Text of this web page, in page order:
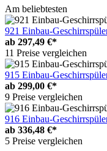
Am beliebtesten
921 Einbau-
ab 297,49 €*
11 Preise vergleichen
915 Einbau-
ab 299,00 €*
9 Preise vergleichen
916 Einbau-
ab 336,48 €*
5 Preise vergleichen